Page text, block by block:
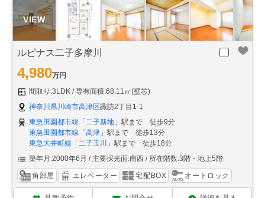
ルピナス二子多摩川
4,980万円
間取り:3LDK
専有面積:68.11㎡(壁芯)
神奈川県川崎市高津区諏訪2丁目1-1
東急田園都市線 「 二子新地 」駅まで 徒歩9分
東急田園都市線 「 高津 」駅まで 徒歩13分
東急大井町線 「 二子玉川
」駅まで 徒歩18分
築年月:2000年6月
主要採光面:南西 所在階数:3階・地上5階
角部屋 エレベーター 宅配BOX オートロック